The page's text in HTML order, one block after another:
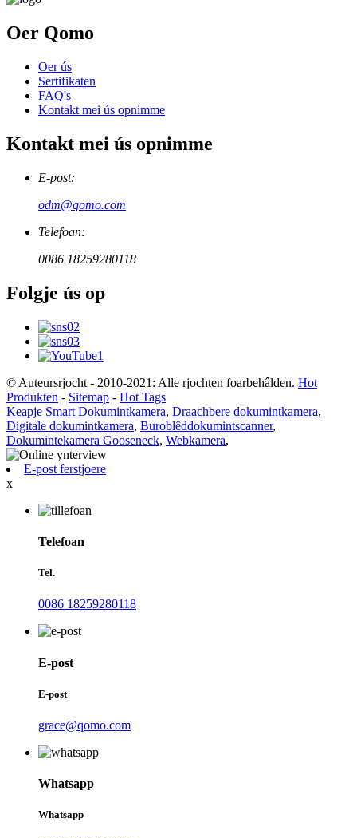
Oer Qomo
Oer ús
Sertifikaten
FAQ's
Kontakt mei ús opnimme
Kontakt mei ús opnimme
E-post:
odm@qomo.com
Telefoan:
0086 18259280118
Folgje ús op
© Auteursrjocht - 2010-2021: Alle rjochten foarbehâlden. Hot
Produkten - Sitemap - Hot Tags
Keapje Smart Dokumintkamera, Draachbere dokumintkamera,
Digitale dokumintkamera, Buroblêddokumintscanner,
Dokumintekamera Gooseneck, Webkamera,
E-post ferstjoere
x
Telefoan
Tel.
0086 18259280118
E-post
E-post
grace@qomo.com
Whatsapp
Whatsapp